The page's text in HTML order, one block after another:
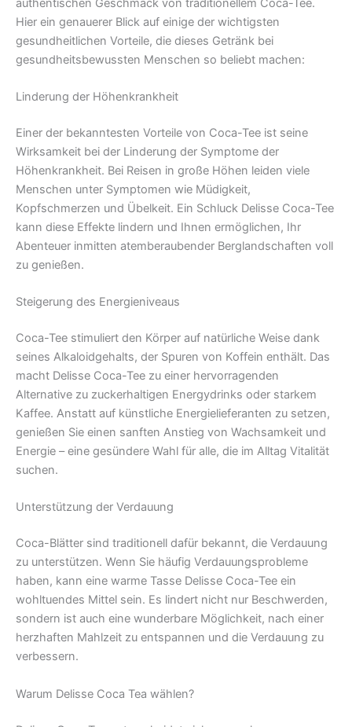
authentischen Geschmack von traditionellem Coca-Tee.
Hier ein genauerer Blick auf einige der wichtigsten
gesundheitlichen Vorteile, die dieses Getränk bei
gesundheitsbewussten Menschen so beliebt machen:
Linderung der Höhenkrankheit
Einer der bekanntesten Vorteile von Coca-Tee ist seine
Wirksamkeit bei der Linderung der Symptome der
Höhenkrankheit. Bei Reisen in große Höhen leiden viele
Menschen unter Symptomen wie Müdigkeit,
Kopfschmerzen und Übelkeit. Ein Schluck Delisse Coca-Tee
kann diese Effekte lindern und Ihnen ermöglichen, Ihr
Abenteuer inmitten atemberaubender Berglandschaften voll
zu genießen.
Steigerung des Energieniveaus
Coca-Tee stimuliert den Körper auf natürliche Weise dank
seines Alkaloidgehalts, der Spuren von Koffein enthält. Das
macht Delisse Coca-Tee zu einer hervorragenden
Alternative zu zuckerhaltigen Energydrinks oder starkem
Kaffee. Anstatt auf künstliche Energielieferanten zu setzen,
genießen Sie einen sanften Anstieg von Wachsamkeit und
Energie – eine gesündere Wahl für alle, die im Alltag Vitalität
suchen.
Unterstützung der Verdauung
Coca-Blätter sind traditionell dafür bekannt, die Verdauung
zu unterstützen. Wenn Sie häufig Verdauungsprobleme
haben, kann eine warme Tasse Delisse Coca-Tee ein
wohltuendes Mittel sein. Es lindert nicht nur Beschwerden,
sondern ist auch eine wunderbare Möglichkeit, nach einer
herzhaften Mahlzeit zu entspannen und die Verdauung zu
verbessern.
Warum Delisse Coca Tea wählen?